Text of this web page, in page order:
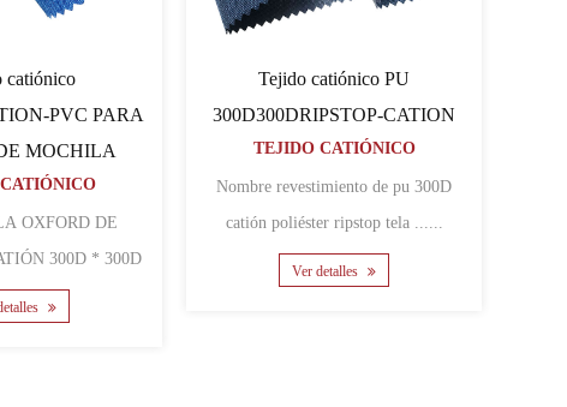
Tejido catiónico
600D600D80TCATION PARA
BOLSAS DE MOCHILA
TEJIDO CATIÓNICO
Nombre Tejido oxford de poliéster
catiónico recubierto de pu 6......
Tejido catiónico 60060064PU-
CATION
TEJIDO CATIÓNICO
Nombre Tejido oxford de poliéster
catiónico recubierto de pu 6......